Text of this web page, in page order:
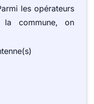
les opérateurs
la commune, on